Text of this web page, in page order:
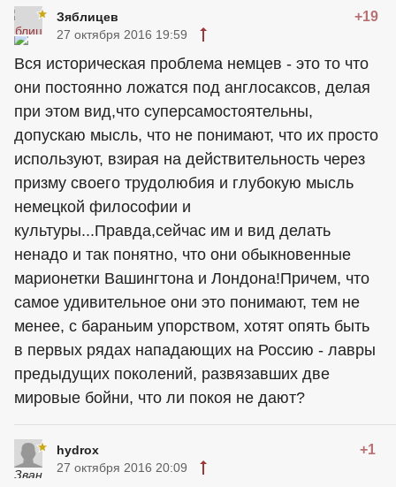
Зяблицев +19
27 октября 2016 19:59
Вся историческая проблема немцев - это то что
они постоянно ложатся под англосаксов, делая
при этом вид,что суперсамостоятельны,
допускаю мысль, что не понимают, что их просто
используют, взирая на действительность через
призму своего трудолюбия и глубокую мысль
немецкой философии и
культуры...Правда,сейчас им и вид делать
ненадо и так понятно, что они обыкновенные
марионетки Вашингтона и Лондона!Причем, что
самое удивительное они это понимают, тем не
менее, с бараньим упорством, хотят опять быть
в первых рядах нападающих на Россию - лавры
предыдущих поколений, развязавших две
мировые бойни, что ли покоя не дают?
hydrox +1
27 октября 2016 20:09